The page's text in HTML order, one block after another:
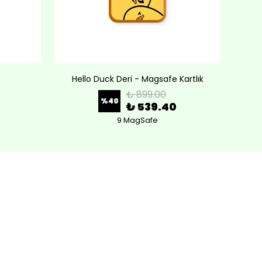
Hello Duck Deri - Magsafe Kartlık
%40 ₺ 899.00
₺ 539.40
9 MagSafe